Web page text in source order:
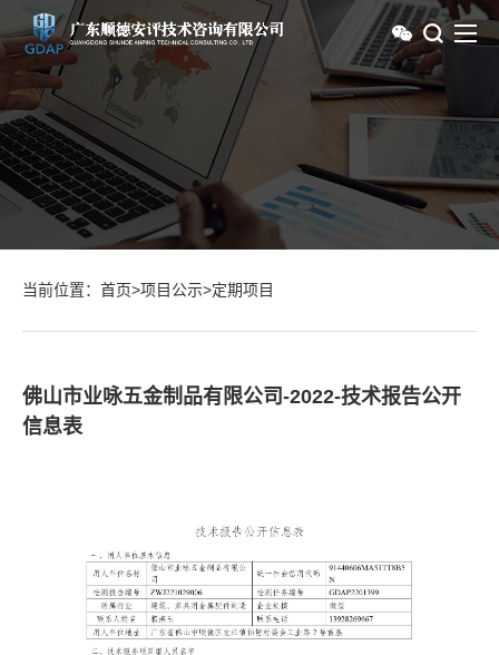
当前位置： 首页>项目公示>定期项目
佛山市业咏五金制品有限公司-2022-技术报告公开
信息表